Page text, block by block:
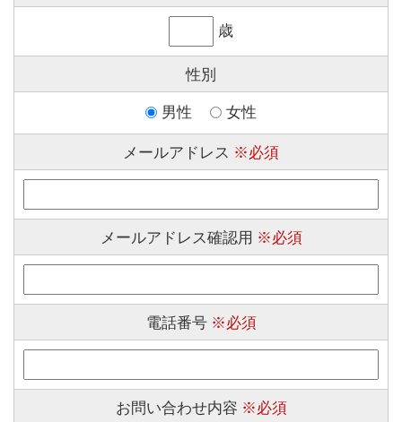
歳
性別
男性 女性
メールアドレス ※必須
メールアドレス確認用 ※必須
電話番号 ※必須
お問い合わせ内容 ※必須